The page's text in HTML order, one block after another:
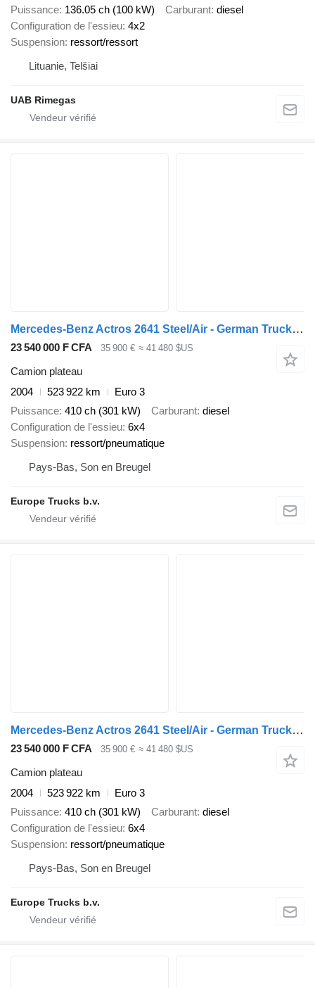
Puissance 136.05 ch (100 kW) Carburant diesel
Configuration de l'essieu 4x2
Suspension ressort/ressort
Lituanie, Telšiai
UAB Rimegas
Mercedes-Benz Actros 2641 Steel/Air - German Truck - EPS 3 Ped - HMF 2223 K6
23 540 000 F CFA 35 900 € ≈ 41 480 $US
Camion plateau
2004
523 922 km
Euro 3
Puissance 410 ch (301 kW) Carburant diesel
Configuration de l'essieu 6x4
Suspension ressort/pneumatique
Pays-Bas, Son en Breugel
Europe Trucks b.v.
Mercedes-Benz Actros 2641 Steel/Air - German Truck - EPS 3 Ped - HMF 2223 K6
23 540 000 F CFA 35 900 € ≈ 41 480 $US
Camion plateau
2004
523 922 km
Euro 3
Puissance 410 ch (301 kW) Carburant diesel
Configuration de l'essieu 6x4
Suspension ressort/pneumatique
Pays-Bas, Son en Breugel
Europe Trucks b.v.